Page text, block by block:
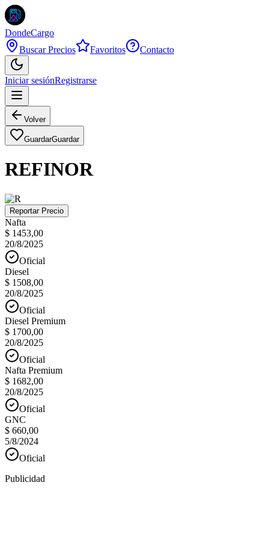
DondeCargo
Buscar Precios
Favoritos Contacto
Iniciar sesiónRegistrarse
Volver
GuardarGuardar
REFINOR
Reportar Precio
Nafta
$ 1453,00
20/8/2025
Oficial
Diesel
$ 1508,00
20/8/2025
Oficial
Diesel Premium
$ 1700,00
20/8/2025
Oficial
Nafta Premium
$ 1682,00
20/8/2025
Oficial
GNC
$ 660,00
5/8/2024
Oficial
Publicidad